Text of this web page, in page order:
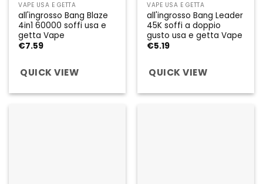
VAPE USA E GETTA
all'ingrosso Bang Blaze
4in1 60000 soffi usa e
getta Vape
€7.59
QUICK VIEW
VAPE USA E GETTA
all'ingrosso Bang Leader
45K soffi a doppio
gusto usa e getta Vape
€5.19
QUICK VIEW